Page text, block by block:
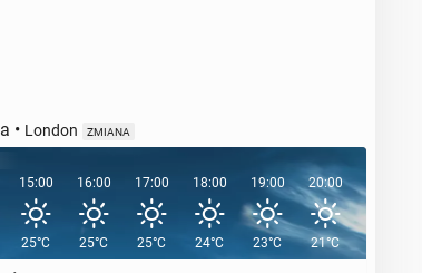
• London ZMIANA
15:00
25°C
16:00
25°C
17:00
25°C
18:00
24°C
19:00
23°C
20:00
21°C